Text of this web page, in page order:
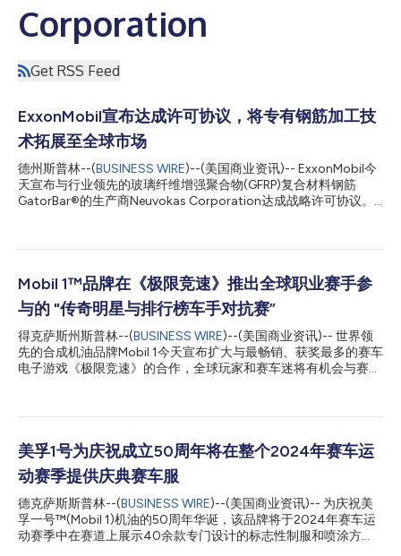
Corporation
Get RSS Feed
ExxonMobil宣布达成许可协议，将专有钢筋加工技
术拓展至全球市场
德州斯普林--(BUSINESS WIRE)--(美国商业资讯)-- ExxonMobil今
天宣布与行业领先的玻璃纤维增强聚合物(GFRP)复合材料钢筋
GatorBar®的生产商Neuvokas Corporation达成战略许可协议。
展复合材料钢筋的全球市场方面迈出了重要一步。 ExxonMobil的
艺相结合，使生产速度比传统的复合钢筋生产方法快20倍。这种
工艺效率使GatorBar®成为传统钢筋最具成本竞争力的替代产品之
一。 GatorBar®本身具有防腐蚀、轻质、耐用的GFRP钢筋特性，
而其新型Grip技术消除了GFRP竞争产品中常见的碎裂问题。这些
特性进一步突显了GatorBar®相较于传统钢材的优势，包括降低运
输成本、简化处理方式、更快的安装速度、支持设计优化的潜力，
以及适用于广泛项目的价值。 该合作彰显了两家公司在推动技术
Mobil 1™品牌在《极限竞速》推出全球职业赛手参
与的 "传奇明星与排行榜车手对抗赛”
得克萨斯州斯普林--(BUSINESS WIRE)--(美国商业资讯)-- 世界领
先的合成机油品牌Mobil 1今天宣布扩大与最畅销、获奖最多的赛车
电子游戏《极限竞速》的合作，全球玩家和赛车迷将有机会与赛车
迷将有独特的机会在枫树谷（Mobil 1冠名的美国主题游戏赛道）与
让玩家在即将举行的 "传奇明星与排行榜车手对抗赛”中对决。 此次
合作提供独家品牌冠名内容，有机会赢取丰厚奖品以及在4.81千米
虚拟赛道上超越著名赛车手的计时跑圈，从而持续庆祝Mobil 1品牌
创立50周年。与《极限竞速》的合作是Mobil 1品牌在视频游戏娱
乐领域最大规模的活动，同时也是赞扬Mobil 1团队50年悠久传统
以及致力于赛车运动的不懈激情。 传奇车手Tony Stewart是美国
赛车运动的明星人物，他将参加“传奇明星与排行榜车手对抗赛”的
美孚1号为庆祝成立50周年将在整个2024年赛车运
动赛季提供庆典赛车服
德克萨斯斯普林--(BUSINESS WIRE)--(美国商业资讯)-- 为庆祝美
孚一号™(Mobil 1)机油的50周年华诞，该品牌将于2024年赛车运
动赛季中在赛道上展示40余款专门设计的标志性制服和喷涂方